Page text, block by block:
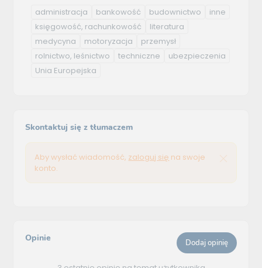
administracja
bankowość budownictwo
inne
księgowość, rachunkowość
literatura
medycyna
motoryzacja
przemysł
rolnictwo, leśnictwo
techniczne
ubezpieczenia
Unia Europejska
Skontaktuj się z tłumaczem
Aby wysłać wiadomość, zaloguj się na swoje
konto.
Opinie Dodaj opinię